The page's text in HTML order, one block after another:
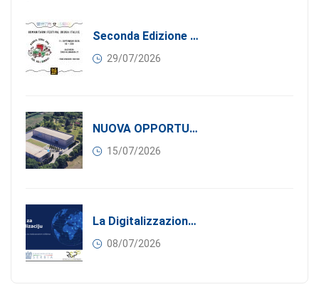
Seconda Edizione Di MANGIA. DONA. AMA: Quando La Gastronomia Incontra La Solidarietà, 11 Settembre 2026
29/07/2026
NUOVA OPPORTUNITÀ DI BUSINESS PER I SOCI DI CONFINDUSTRIA SERBIA: Affitasi Un Moderno Capannone Industriale A Pančevo – 1.200 M² Nella Zona Industriale
15/07/2026
La Digitalizzazione Come Motore Dell’internazionalizzazione
08/07/2026